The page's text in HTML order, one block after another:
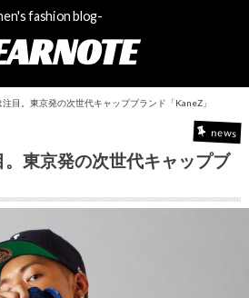
fashion blog-
目。東京発の次世代キャップブランド「KaneZ」
news
東京発の次世代キャップブ